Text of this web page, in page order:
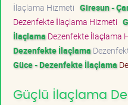
İlaçlama Hizmeti Giresun -
Dezenfekte İlaçlama Hizmeti
İlaçlama Dezenfekte İlaçlama
Dezenfekte İlaçlama
Güce - Dezenfekte İlaçlama
Güçlü İlaçlama